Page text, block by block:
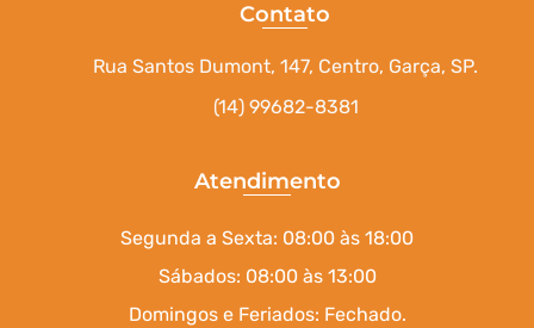
Contato
Rua Santos Dumont, 147, Centro, Garça, SP.
(14) 99682-8381
Atendimento
Segunda a Sexta: 08:00 às 18:00
Sábados: 08:00 às 13:00
Domingos e Feriados: Fechado.